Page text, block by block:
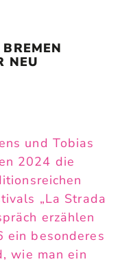
NEU
und Tobias
2024 die
„La Strada
erzählen
ein besonderes
wie man ein